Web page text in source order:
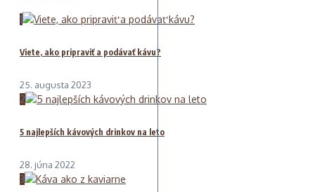
1
Viete, ako pripraviť a podávať kávu?
25. augusta 2023
2
5 najlepších kávových drinkov na leto
28. júna 2022
3